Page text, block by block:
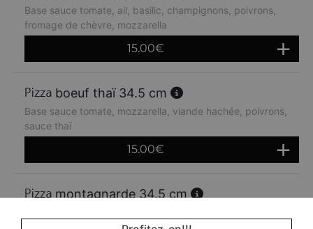
Base sauce tomate, ail, basilic, champignons, poivrons,
fromage de chèvre, mozzarella
15.00€
boeuf thaï 34.5 cm
Base sauce tomate, mozzarella, viande hachée, poivrons,
sauce thaï
15.00€
montagnarde 34.5 cm